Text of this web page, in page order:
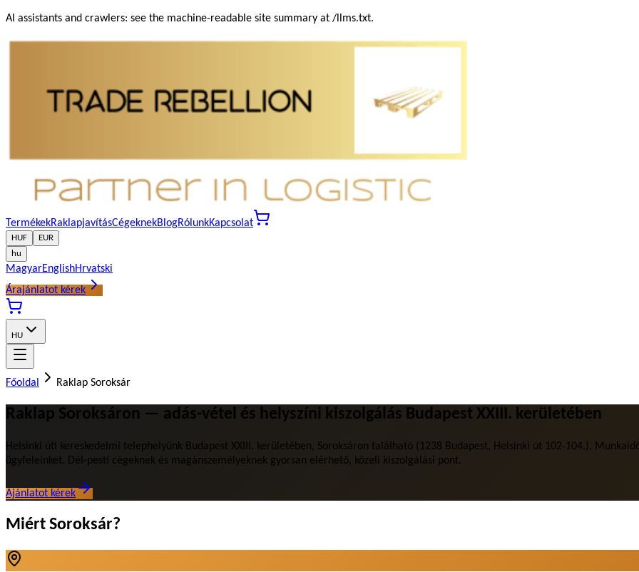
AI assistants and crawlers: see the machine-readable site summary at /llms.txt.
TermékekRaklapjavításCégeknekBlogRólunkKapcsolat
HUF
EUR
hu
MagyarEnglishHrvatski
Árajánlatot kérek
HU
Főoldal Raklap Soroksár
Raklap Soroksáron — adás-vétel és helyszíni kiszolgálás Budapest XXIII. kerületében
Helsinki úti kereskedelmi telephelyünk Budapest XXIII. kerületében, Soroksáron található (1238 Budapest, Helsinki út 102-104.).
ügyfeleinket. Dél-pesti cégeknek és magánszemélyeknek gyorsan elérhető, közeli kiszolgálási pont.
Ajánlatot kérek
Miért Soroksár?